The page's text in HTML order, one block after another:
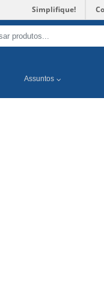
Simplifique!
Assuntos